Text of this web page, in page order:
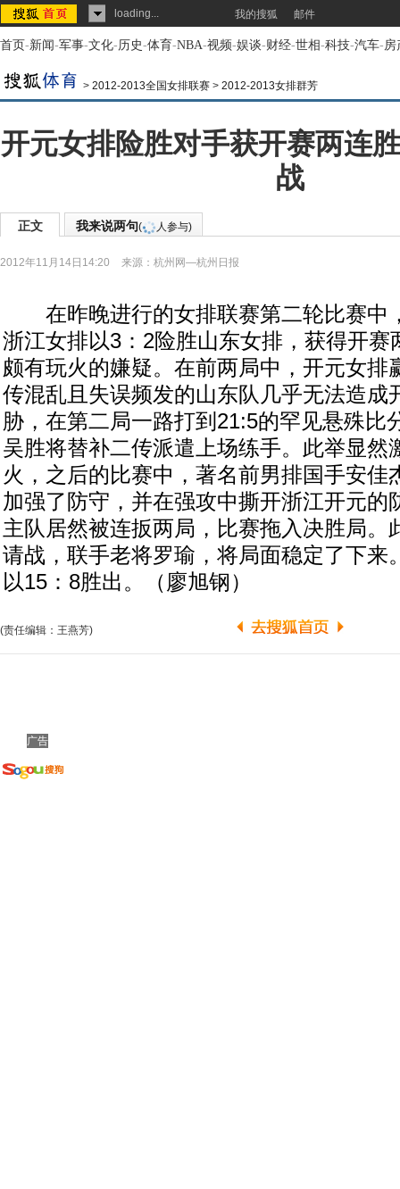
loading... 我的搜狐 邮件
首页-新闻-军事-文化-历史-体育-NBA-视频-娱谈-财经-世相-科技-汽车-房
> 2012-2013全国女排联赛 > 2012-2013女排群芳
开元女排险胜对手获开赛两连
战
正文 我来说两句( 人参与)
2012年11月14日14:20 来源： 杭州网—杭州日报
在昨晚进行的女排联赛第二轮比赛中
浙江女排以3：2险胜山东女排，获得开赛
颇有玩火的嫌疑。在前两局中，开元女排
传混乱且失误频发的山东队几乎无法造成
胁，在第二局一路打到21:5的罕见悬殊比
吴胜将替补二传派遣上场练手。此举显然
火，之后的比赛中，著名前男排国手安佳
加强了防守，并在强攻中撕开浙江开元的
主队居然被连扳两局，比赛拖入决胜局。
请战，联手老将罗瑜，将局面稳定了下来
以15：8胜出。（廖旭钢）
(责任编辑：王燕芳)
广告